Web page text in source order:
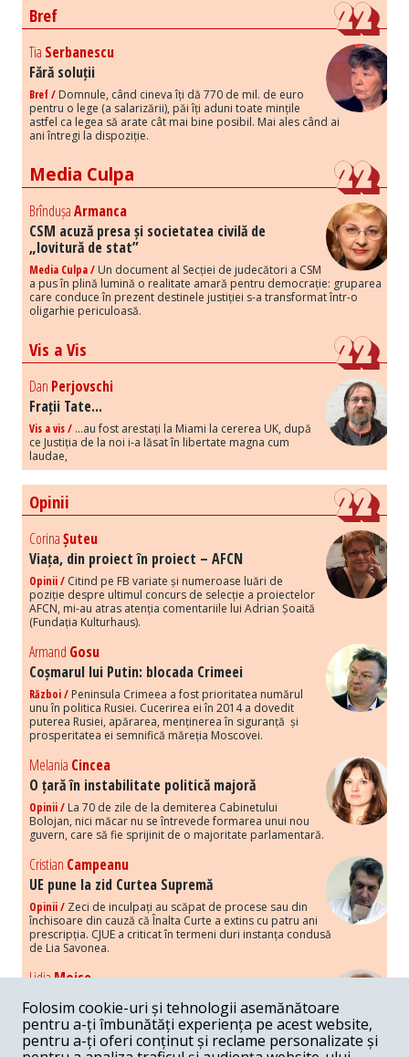
Bref
Tia Serbanescu
Fără soluții
Bref / Domnule, când cineva îți dă 770 de mil. de euro
pentru o lege (a salarizării), păi îți aduni toate mințile
astfel ca legea să arate cât mai bine posibil. Mai ales când ai
ani întregi la dispoziție.
Media Culpa
BrîndușaArmanca
CSM acuză presa și societatea civilă de
„lovitură de stat”
Media Culpa / Un document al Secției de judecători a CSM
a pus în plină lumină o realitate amară pentru democrație: gruparea
care conduce în prezent destinele justiției s-a transformat într-o
oligarhie periculoasă.
Vis a Vis
Dan Perjovschi
Frații Tate...
Vis a vis / ...au fost arestați la Miami la cererea UK, după
ce Justiția de la noi i-a lăsat în libertate magna cum
laudae,
Opinii
CorinaȘuteu
Viața, din proiect în proiect – AFCN
Opinii / Citind pe FB variate și numeroase luări de
poziție despre ultimul concurs de selecție a proiectelor
AFCN, mi-au atras atenția comentariile lui Adrian Șoaită
(Fundația Kulturhaus).
Armand Gosu
Coșmarul lui Putin: blocada Crimeei
Război / Peninsula Crimeea a fost prioritatea numărul
unu în politica Rusiei. Cucerirea ei în 2014 a dovedit
puterea Rusiei, apărarea, menținerea în siguranță și
prosperitatea ei semnifică măreția Moscovei.
Melania Cincea
O țară în instabilitate politică majoră
Opinii / La 70 de zile de la demiterea Cabinetului
Bolojan, nici măcar nu se întrevede formarea unui nou
guvern, care să fie sprijinit de o majoritate parlamentară.
Cristian Campeanu
UE pune la zid Curtea Supremă
Opinii / Zeci de inculpați au scăpat de procese sau din
închisoare din cauză că Înalta Curte a extins cu patru ani
prescripția. CJUE a criticat în termeni duri instanța condusă
de Lia Savonea.
LidiaMoise
Costurile economice ale haosului politic
Opinii / Economia nu poate rezista cu retorica falsă a
susținerii intereselor poporului, care, de fapt, ascunde
obsesia menținerii privilegiilor și a averilor unor caste.
Folosim cookie-uri și tehnologii asemănătoare
pentru a-ți îmbunătăți experiența pe acest website,
pentru a-ți oferi conținut și reclame personalizate și